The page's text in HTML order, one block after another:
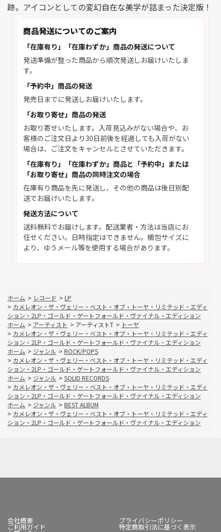
跡。アイコンとしての変幻自在な美学が詰まった決定版！
商品発送についてのご案内
「在庫有り」「在庫わずか」商品の発送について
発送準備が整った商品から順次発送しお届けいたしま
す。
「予約中」商品の発送
発売日までに発送しお届けいたします。
「お取り寄せ」商品の発送
お取り寄せいたします。入荷見込みがない場合や、お
客様のご注文日より30日前後を経過しても入荷がない
場合は、ご注文をキャンセルとさせていただきます。
「在庫有り」「在庫わずか」商品と「予約中」または
「お取り寄せ」商品の同時注文の場合
在庫有り商品を先に発送し、その他の商品は後日別配
送でお届けいたします。
発送方法について
送料無料でお届けします。配送業者・方法は当店にお
任せください。日時指定はできません。梱包サイズに
より、ゆうメール等を使用する場合があります。
ホーム > レコード > LP
> カメレオン・ザ・ヴェリー・ベスト・オブ・トーヤ・リミテッド・エディ
ション・2LP・ゴールド・ゲートフォールド・ヴァイナル・エディション
ホーム > アーティスト > アーティストT > トーヤ
> カメレオン・ザ・ヴェリー・ベスト・オブ・トーヤ・リミテッド・エディ
ション・2LP・ゴールド・ゲートフォールド・ヴァイナル・エディション
ホーム > ジャンル > ROCK/POPS
> カメレオン・ザ・ヴェリー・ベスト・オブ・トーヤ・リミテッド・エディ
ション・2LP・ゴールド・ゲートフォールド・ヴァイナル・エディション
ホーム > ジャンル > SOLID RECORDS
> カメレオン・ザ・ヴェリー・ベスト・オブ・トーヤ・リミテッド・エディ
ション・2LP・ゴールド・ゲートフォールド・ヴァイナル・エディション
ホーム > ジャンル > BEST ALBUM
> カメレオン・ザ・ヴェリー・ベスト・オブ・トーヤ・リミテッド・エディ
ション・2LP・ゴールド・ゲートフォールド・ヴァイナル・エディション
会社概要 プライバシーポリシー
ご利用ガイド 特定商取引法に基づく表示